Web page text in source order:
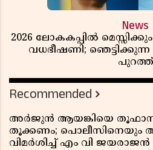
News
2026 ലോകകപ്പിൽ
വധഭീഷണി;
പുറത്ത്
Recommended
അർജുൻ ആയങ്കിയെ
തൂക്കണം; പൊലീസിനെയും
വിമർശിച്ച് എം വി ജയരാജൻ